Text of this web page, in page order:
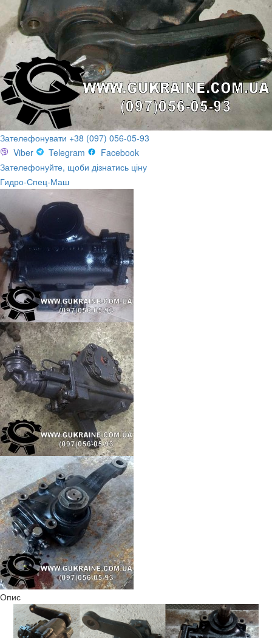
Зателефонувати +38 (097) 056-05-93
Viber
Telegram
Facebook
Зателефонуйте, щоби дізнатись ціну
Гидро-Спец-Маш
Опис